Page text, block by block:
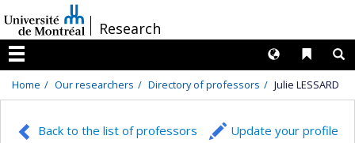
au
contenu
/Research
Menu
Liens
Langues
Home Our researchers Directory of professors Julie LESSARD
Back to the list of professors Update your profile